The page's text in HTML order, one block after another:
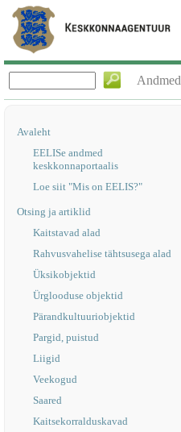
Andmed
Avaleht
EELISe andmed
keskkonnaportaalis
Loe siit "Mis on EELIS?"
Otsing ja artiklid
Kaitstavad alad
Rahvusvahelise tähtsusega alad
Üksikobjektid
Ürglooduse objektid
Pärandkultuuriobjektid
Pargid, puistud
Liigid
Veekogud
Saared
Kaitsekorralduskavad